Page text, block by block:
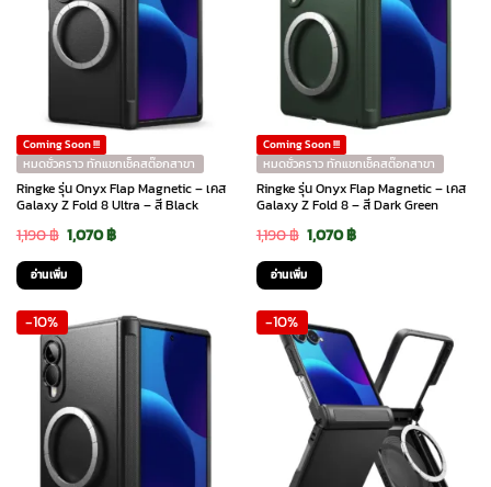
Coming Soon !!!
หมดชั่วคราว ทักแชทเช็คสต๊อกสาขา
Ringke รุ่น Onyx Flap Magnetic – เคส
Galaxy Z Fold 8 Ultra – สี Black
1,190฿ Original
price
was:
1,190 ฿.
1,070฿Current
1,070 ฿.
อ่านเพิ่ม
Coming Soon !!!
หมดชั่วคราว ทักแชทเช็คสต๊อกสาขา
Ringke รุ่น Onyx Flap Magnetic – เคส
Galaxy Z Fold 8 – สี Dark Green
1,190฿ Original
price
was:
1,190 ฿.
1,070฿Current
1,070 ฿.
อ่านเพิ่ม
-10% -10%